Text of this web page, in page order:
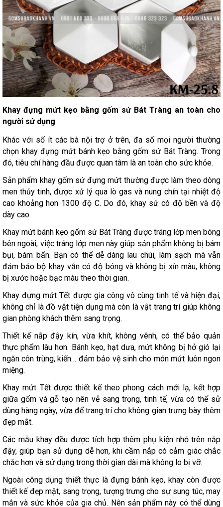
Khay đựng mứt kẹo bằng gốm sứ Bát Tràng an toàn cho
người sử dụng
Khác với số ít các bà nội trợ ở trên, đa số mọi người thường
chọn khay đựng mứt bánh kẹo bằng gốm sứ Bát Tràng. Trong
đó, tiêu chí hàng đầu được quan tâm là an toàn cho sức khỏe.
Sản phẩm khay gốm sứ đựng mứt thường được làm theo dòng
men thủy tinh, được xử lý qua lò gas và nung chín tại nhiệt độ
cao khoảng hơn 1300 độ C. Do đó, khay sứ có độ bền và độ
dày cao.
Khay mứt bánh kẹo gốm sứ Bát Tràng được tráng lớp men bóng
bên ngoài, việc tráng lớp men này giúp sản phẩm không bị bám
bụi, bám bẩn. Bạn có thể dễ dàng lau chùi, làm sạch mà vẫn
đảm bảo bộ khay vẫn có độ bóng và không bị xỉn màu, không
bị xước hoặc bạc màu theo thời gian.
Khay đựng mứt Tết được gia công vô cùng tinh tế và hiện đại,
không chỉ là đồ vật tiện dụng mà còn là vật trang trí giúp không
gian phòng khách thêm sang trọng.
Thiết kế nắp đậy kín, vừa khít, không vênh, có thể bảo quản
thực phẩm lâu hơn. Bánh kẹo, hạt dưa, mứt không bị hở gió lại
ngăn côn trùng, kiến… đảm bảo vệ sinh cho món mứt luôn ngon
miệng.
Khay mứt Tết được thiết kế theo phong cách mới lạ, kết hợp
giữa gốm và gỗ tạo nên vẻ sang trọng, tinh tế, vừa có thể sử
dùng hàng ngày, vừa để trang trí cho không gian trưng bày thêm
đẹp mắt.
Các mẫu khay đều được tích hợp thêm phụ kiện nhỏ trên nắp
đậy, giúp bạn sử dụng dễ hơn, khi cầm nắp có cảm giác chắc
chắc hơn và sử dụng trong thời gian dài mà không lo bị vỡ.
Ngoài công dụng thiết thực là đựng bánh kẹo, khay còn được
thiết kế đẹp mặt, sang trọng, tượng trưng cho sự sung túc, may
mắn và sức khỏe của gia chủ. Nên sản phẩm này có thể dùng